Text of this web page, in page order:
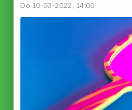
Do 10-03-2022, 14:00